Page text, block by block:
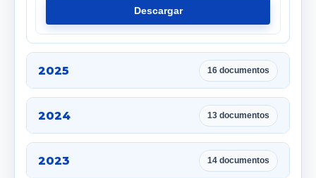
Descargar
2025 16 documentos
2024 13 documentos
2023 14 documentos